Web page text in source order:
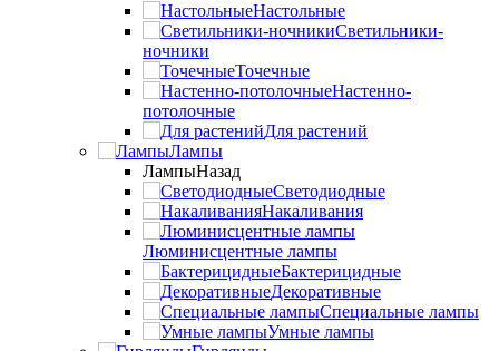
Настольные
Светильники-
ночники
Точечные
Настенно-
потолочные
Для растений
Лампы
ЛампыНазад
Светодиодные
Накаливания
Люминисцентные лампы
Бактерицидные
Декоративные
Специальные лампы
Умные лампы